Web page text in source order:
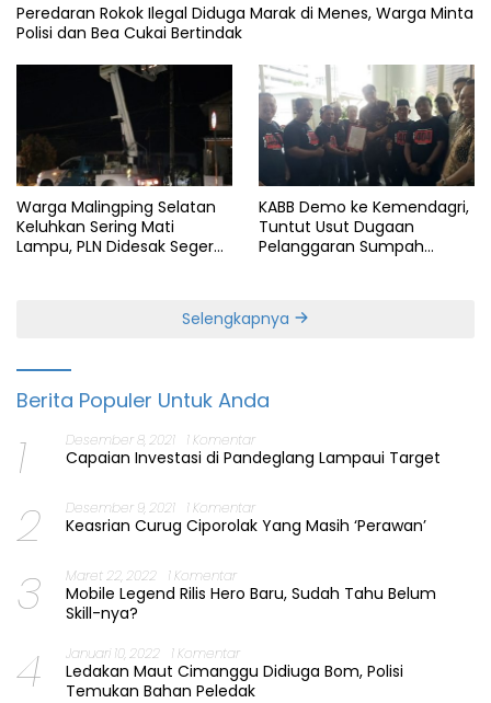
Peredaran Rokok Ilegal Diduga Marak di Menes, Warga Minta
Polisi dan Bea Cukai Bertindak
Warga Malingping Selatan
Keluhkan Sering Mati
Lampu, PLN Didesak Segera
KABB Demo ke Kemendagri,
Tuntut Usut Dugaan
Pelanggaran Sumpah
Selengkapnya
Berita Populer Untuk Anda
1 Desember 8, 2021 1 Komentar
Capaian Investasi di Pandeglang Lampaui Target
2 Desember 9, 2021 1 Komentar
Keasrian Curug Ciporolak Yang Masih ‘Perawan’
3 Maret 22, 2022 1 Komentar
Mobile Legend Rilis Hero Baru, Sudah Tahu Belum
Skill-nya?
4 Januari 10, 2022 1 Komentar
Ledakan Maut Cimanggu Didiuga Bom, Polisi
Temukan Bahan Peledak